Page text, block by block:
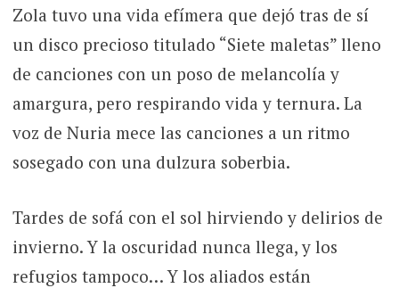
Zola tuvo una vida efímera que dejó tras de sí
un disco precioso titulado “Siete maletas” lleno
de canciones con un poso de melancolía y
amargura, pero respirando vida y ternura. La
voz de Nuria mece las canciones a un ritmo
sosegado con una dulzura soberbia.
Tardes de sofá con el sol hirviendo y delirios de
invierno. Y la oscuridad nunca llega, y los
refugios tampoco… Y los aliados están